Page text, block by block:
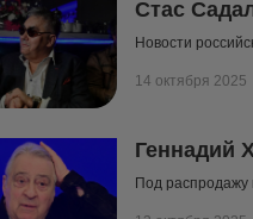
Стас
Новости
14 октября 2025
Геннадий
Под распродажу